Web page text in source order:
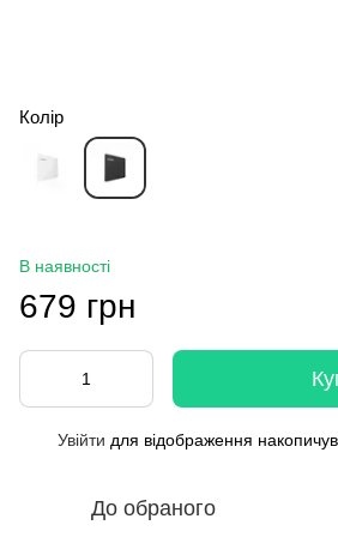
Колір
В наявності
679 грн
Увійти для відображення
До обраного